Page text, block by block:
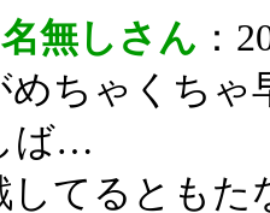
無しさん ：
めちゃくち
ば…
してるとも